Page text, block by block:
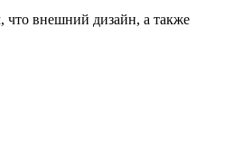
что внешний дизайн, а также